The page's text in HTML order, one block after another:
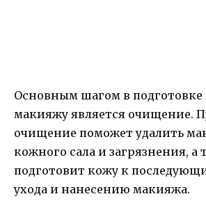
Основным шагом в
макияжу является очищение.
очищение поможет удалить
кожного сала и загрязнения, а
подготовит кожу к
ухода и нанесению макияжа.